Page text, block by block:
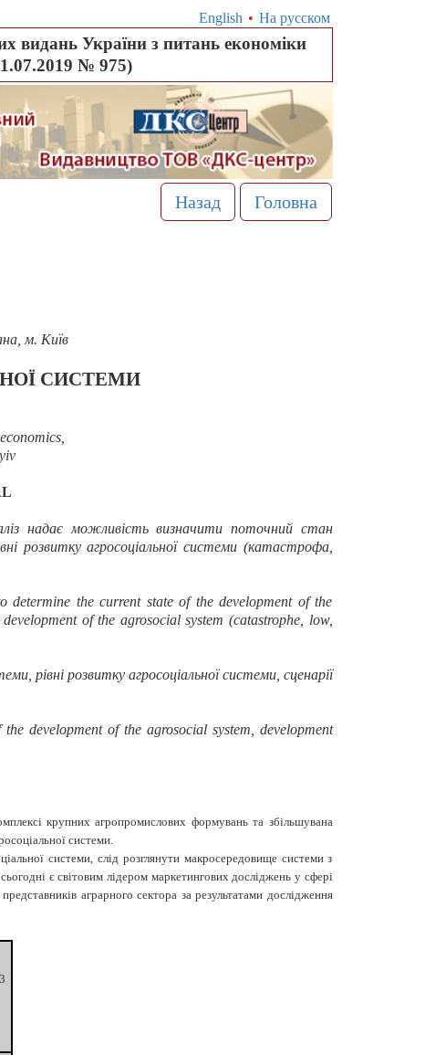
English • На русском
видань України з питань економіки
№ 975)
Назад Головна
м. Київ
СИСТЕМИ
economics,
надає можливість визначити поточний стан
розвитку агросоціальної системи (катастрофа,
determine the current state of the development of the
of the agrosocial system (catastrophe, low,
рівні розвитку агросоціальної системи, сценарії
the development of the agrosocial system
development
крупних агропромислових формувань та збільшувана
системи.
системи, слід розглянути макросередовище системи з
є світовим лідером маркетингових досліджень у сфері
аграрного сектора за результатами дослідження